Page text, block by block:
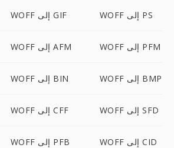
WOFF إلى GIF WOFF إلى PS
WOFF إلى AFM WOFF إلى PFM
WOFF إلى BIN WOFF إلى BMP
WOFF إلى CFF WOFF إلى SFD
WOFF إلى PFB WOFF إلى CID